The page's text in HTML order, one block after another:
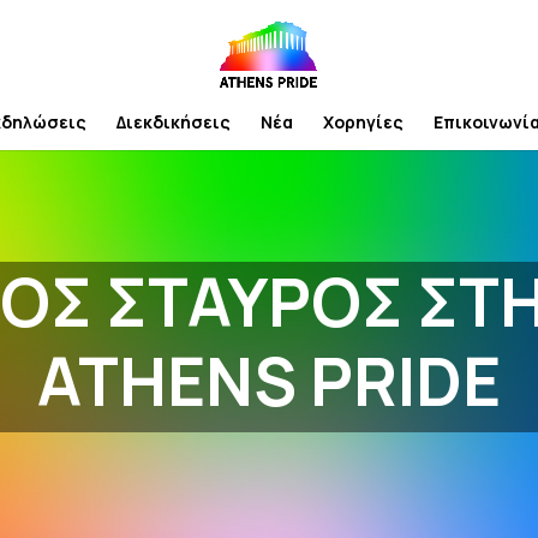
Διεκδικήσεις Νέα Χορηγίες Επικοινωνία
ΣΤΑΥΡΟΣ
ATHENS PRIDE